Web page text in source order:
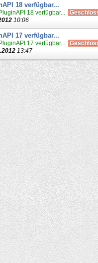
18 verfügbar...
18 verfügbar...
10:06
17 verfügbar...
17 verfügbar...
13:47